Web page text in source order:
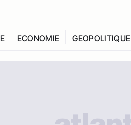
ECONOMIE GEOPOLITIQUE